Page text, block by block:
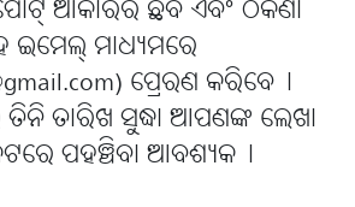
ଆକାରର ଛବି ଏବଂ ଠିକଣା
ଇମେଲ୍ ମାଧ୍ୟମରେ
ପ୍ରେରଣ କରିବେ୤
ତିନି ତାରିଖ ସୁଦ୍ଧା ଆପଣଙ୍କ ଲେଖା
ପହଞ୍ଚିବା ଆବଶ୍ୟକ୤